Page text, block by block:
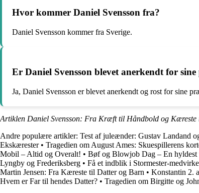
Hvor kommer Daniel Svensson fra?
Daniel Svensson kommer fra Sverige.
Er Daniel Svensson blevet anerkendt for
Ja, Daniel Svensson er blevet anerkendt og rost for sine
Artiklen Daniel Svensson: Fra Kræft til Håndbold og Kæreste
Andre populære artikler: Test af juleænder: Gustav Landand
Ekskærester• Tragedien om August Ames: Skuespillerens
Mobil – Altid og Overalt! • Bøf og Blowjob Dag – En
Lyngby og Frederiksberg • Få et indblik i Stormester-
Martin Jensen: Fra Kæreste til Datter og Barn • Konstantin 2.
Hvem er Far til hendes Datter? • Tragedien om Birgitte og